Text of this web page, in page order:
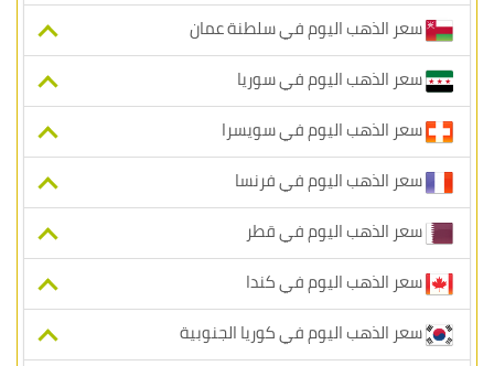
سعر الذهب اليوم في سلطنة عمان
سعر الذهب اليوم في سوريا
سعر الذهب اليوم في سويسرا
سعر الذهب اليوم في فرنسا
سعر الذهب اليوم في قطر
سعر الذهب اليوم في كندا
سعر الذهب اليوم في كوريا الجنوبية